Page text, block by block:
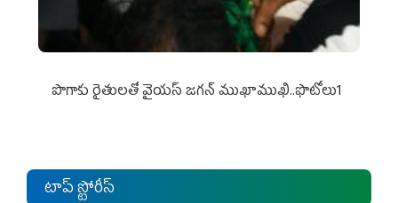
పొగాకు రైతుల‌తో వైయ‌స్ జ‌గ‌న్ ముఖాముఖి..ఫొటోలు1
టాప్ స్టోరీస్